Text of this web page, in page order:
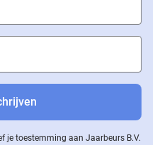
je toestemming aan Jaarbeurs B.V.